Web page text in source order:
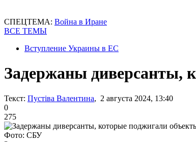
СПЕЦТЕМА: Война в Иране
ВСЕ ТЕМЫ
Вступление Украины в ЕС
Задержаны диверсанты,
Текст: Пустіва Валентина, 2 августа 2024, 13:40
0
275
Фото: СБУ